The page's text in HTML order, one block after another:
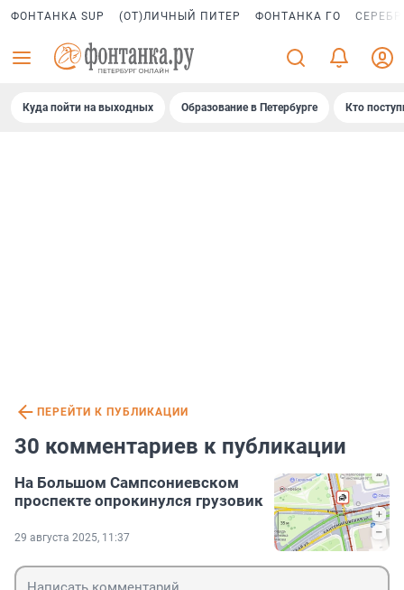
ФОНТАНКА SUP (ОТ)ЛИЧНЫЙ ПИТЕР ФОНТАНКА ГО
Куда пойти на выходных Образование в Петербурге Кто
ПЕРЕЙТИ К ПУБЛИКАЦИИ
30 комментариев к публикации
На Большом Сампсониевском
проспекте опрокинулся грузовик
29 августа 2025, 11:37